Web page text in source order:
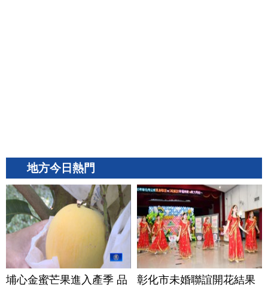
地方今日熱門
埔心金蜜芒果進入產季 品
彰化市未婚聯誼開花結果